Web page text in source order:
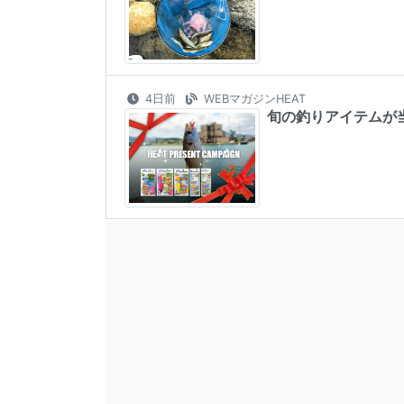
4日前 WEBマガジンHEAT
旬の釣りアイテムが